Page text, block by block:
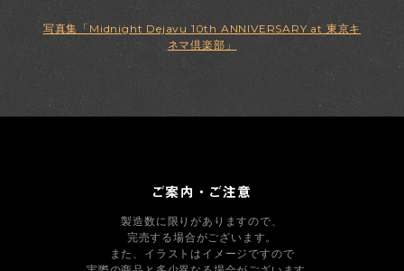
写真集「Midnight Dejavu 10th ANNIVERSARY at 東京キ
ネマ倶楽部」
製造数に限りがありますので、
完売する場合がございます。
また、イラストはイメージですので